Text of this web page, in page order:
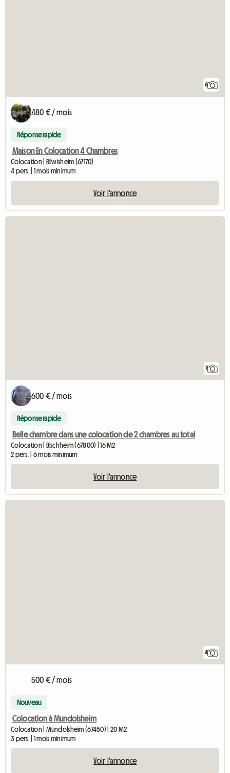
6
480 € / mois
Réponse rapide
Maison En Colocation 4 Chambres
Colocation | Bilwisheim (67170)
4 pers. | 1 mois minimum
Voir l'annonce
7
600 € / mois
Réponse rapide
Belle chambre dans une colocation de 2 chambres au total
Colocation | Bischheim (67800) | 16 M2
2 pers. | 6 mois minimum
Voir l'annonce
4
500 € / mois
Nouveau
Colocation à Mundolsheim
Colocation | Mundolsheim (67450) | 20 M2
3 pers. | 1 mois minimum
Voir l'annonce